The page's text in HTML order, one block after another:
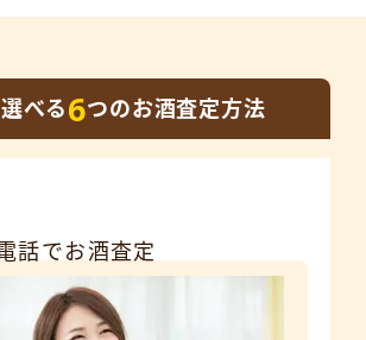
べる6つのお酒査定方法
話でお酒査定